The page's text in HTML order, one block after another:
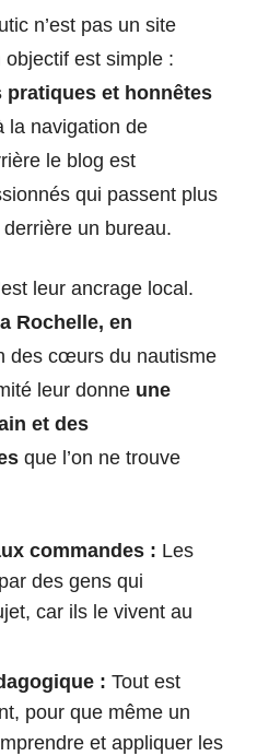
n’est pas un site
est simple :
et honnêtes
la navigation de
le blog est
qui passent plus
un bureau.
leur ancrage local.
Rochelle, en
des cœurs du nautisme
leur donne une
et des
que l’on ne trouve
commandes : Les
des gens qui
car ils le vivent au
: Tout est
pour que même un
et appliquer les